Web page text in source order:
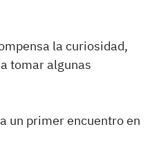
la curiosidad,
tomar algunas
un primer encuentro en